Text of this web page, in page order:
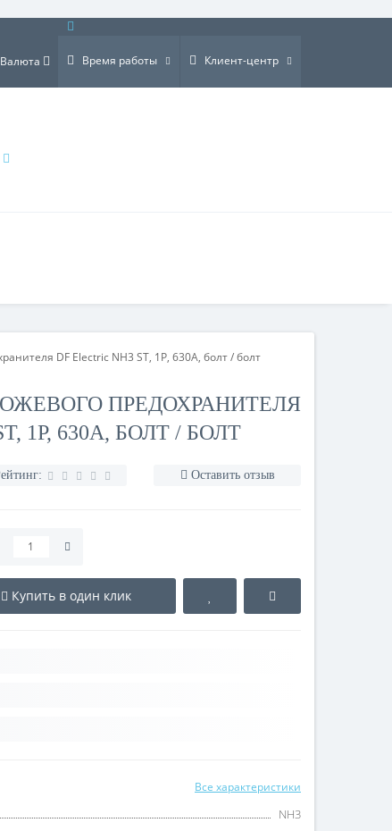
×
Валюта Время работы Клиент-центр
DF Electric NH3 ST, 1P, 630A, болт / болт
ПРЕДОХРАНИТЕЛЯ
1P, 630A, БОЛТ / БОЛТ
Оставить отзыв
Купить в один клик
Все характеристики
NH3